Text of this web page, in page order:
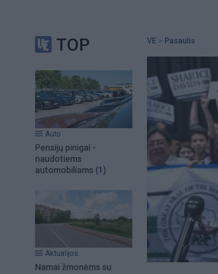
TOP
Auto
Pensijų pinigai -
naudotiems
automobiliams (1)
Aktualijos
Namai žmonėms su
VE > Pasaulis